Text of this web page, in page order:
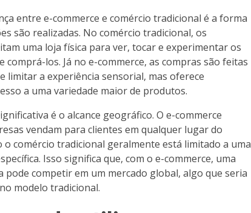
entre e-commerce e comércio tradicional é a forma
são realizadas. No comércio tradicional, os
uma loja física para ver, tocar e experimentar os
comprá-los. Já no e-commerce, as compras são feitas
limitar a experiência sensorial, mas oferece
a uma variedade maior de produtos.
é o alcance geográfico. O e-commerce
vendam para clientes em qualquer lugar do
o comércio tradicional geralmente está limitado a uma
Isso significa que, com o e-commerce, uma
pode competir em um mercado global, algo que seria
modelo tradicional.